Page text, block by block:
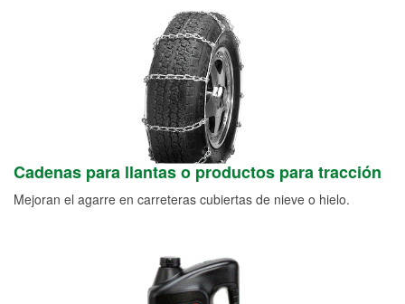
Cadenas para llantas o productos para tracción
Mejoran el agarre en carreteras cubiertas de nieve o hielo.